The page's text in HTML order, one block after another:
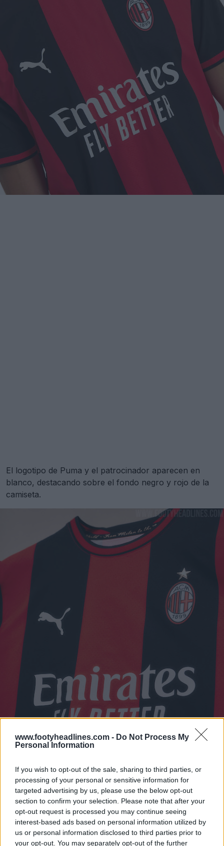
www.footyheadlines.com - Do Not Process My
Personal Information
If you wish to opt-out of the sale, sharing to third parties, or
processing of your personal or sensitive information for
targeted advertising by us, please use the below opt-out
section to confirm your selection. Please note that after your
opt-out request is processed you may continue seeing
interest-based ads based on personal information utilized by
us or personal information disclosed to third parties prior to
your opt-out. You may separately opt-out of the further
El logotipo de Puma y el patrocinador aparecen en
blanco, destacando sobre el fondo negro y rojo de la
camiseta.